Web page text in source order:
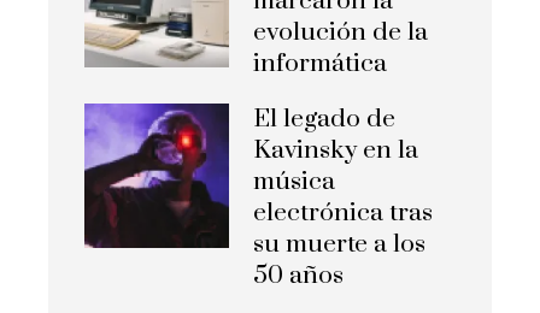
evolución de la
informática
El legado de
Kavinsky en la
música
electrónica tras
su muerte a los
50 años